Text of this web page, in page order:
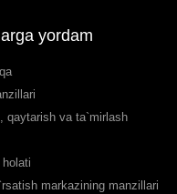
yordam
qaytarish va ta`mirlash
markazining manzillari